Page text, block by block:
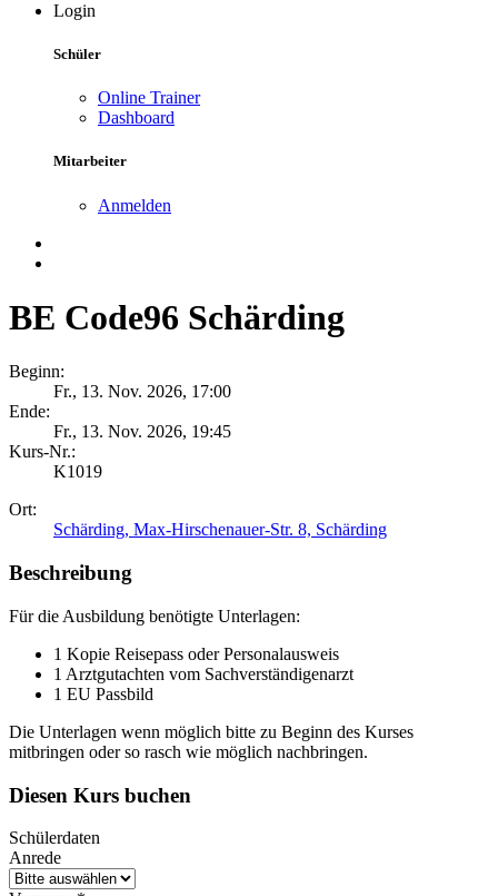
Login
Schüler
Online Trainer
Dashboard
Mitarbeiter
Anmelden
BE Code96 Schärding
Beginn:
Fr., 13. Nov. 2026, 17:00
Ende:
Fr., 13. Nov. 2026, 19:45
Kurs-Nr.:
K1019
Ort:
Schärding, Max-Hirschenauer-Str. 8, Schärding
Beschreibung
Für die Ausbildung benötigte Unterlagen:
1 Kopie Reisepass oder Personalausweis
1 Arztgutachten vom Sachverständigenarzt
1 EU Passbild
Die Unterlagen wenn möglich bitte zu Beginn des Kurses
mitbringen oder so rasch wie möglich nachbringen.
Diesen Kurs buchen
Schülerdaten
Anrede